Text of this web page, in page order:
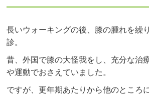
長いウォーキングの後、膝の腫れを繰
診。
昔、外国で膝の大怪我をし、充分な治
や運動でおさえていました。
ですが、更年期あたりから他のところ